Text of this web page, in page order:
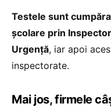
Testele sunt
școlare prin
Urgență, iar apoi
inspectorate.
Mai jos, firmele